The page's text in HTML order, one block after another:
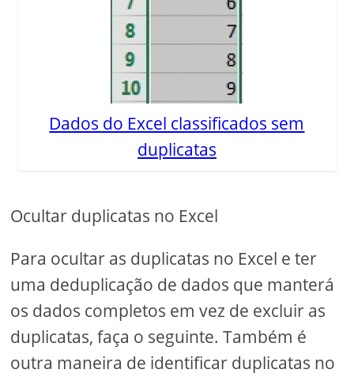
Dados do Excel classificados sem
duplicatas
Ocultar duplicatas no Excel
Para ocultar as duplicatas no Excel e ter
uma deduplicação de dados que manterá
os dados completos em vez de excluir as
duplicatas, faça o seguinte. Também é
outra maneira de identificar duplicatas no